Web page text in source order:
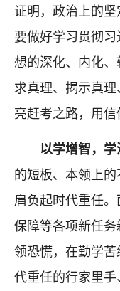
证明，政治上的
要做好学习贯彻
想的深化、内化
求真理、揭示真
亮赶考之路，用信
以学增智，学
的短板、本领上的
肩负起时代重任
保障等各项新任
领恐慌，在勤学
代重任的行家里